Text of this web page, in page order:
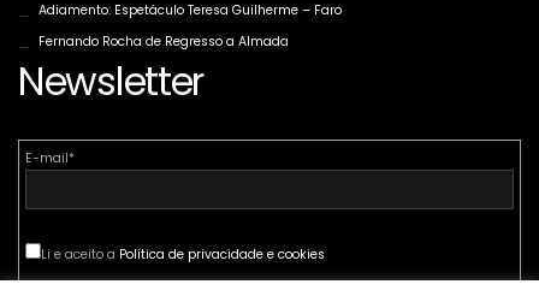
Adiamento: Espetáculo Teresa Guilherme – Faro
Fernando Rocha de Regresso a Almada
Newsletter
E-mail*
Li e aceito a Política de privacidade e cookies